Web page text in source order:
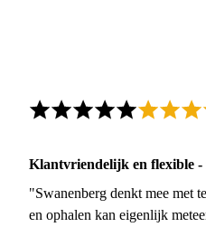
Klantvriendelijk en flexible -
"Swanenberg denkt mee met
en ophalen kan eigenlijk